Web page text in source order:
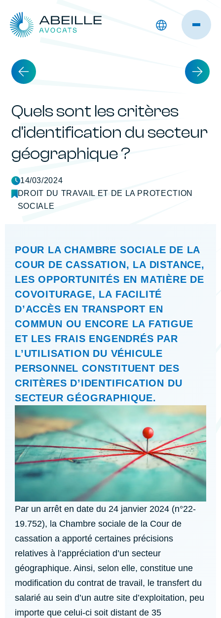
Quels sont les critères
d’identification du secteur
géographique ?
14/03/2024
DROIT DU TRAVAIL ET DE LA PROTECTION
SOCIALE
POUR LA CHAMBRE SOCIALE DE LA
COUR DE CASSATION, LA DISTANCE,
LES OPPORTUNITÉS EN MATIÈRE DE
COVOITURAGE, LA FACILITÉ
D’ACCÈS EN TRANSPORT EN
COMMUN OU ENCORE LA FATIGUE
ET LES FRAIS ENGENDRÉS PAR
L’UTILISATION DU VÉHICULE
PERSONNEL CONSTITUENT DES
CRITÈRES D’IDENTIFICATION DU
SECTEUR GÉOGRAPHIQUE.
Par un arrêt en date du 24 janvier 2024 (n°22-
19.752), la Chambre sociale de la Cour de
cassation a apporté certaines précisions
relatives à l’appréciation d’un secteur
géographique. Ainsi, selon elle, constitue une
modification du contrat de travail, le transfert du
salarié au sein d’un autre site d’exploitation, peu
importe que celui-ci soit distant de 35